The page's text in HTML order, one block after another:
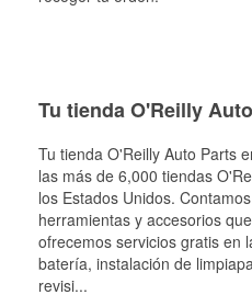
Tu tienda O'Reilly
Tu tienda O'Reilly Auto Parts
las más de 6,000 tiendas
los Estados Unidos.
herramientas y accesorios
ofrecemos servicios gratis en
batería, instalación de
revisi...